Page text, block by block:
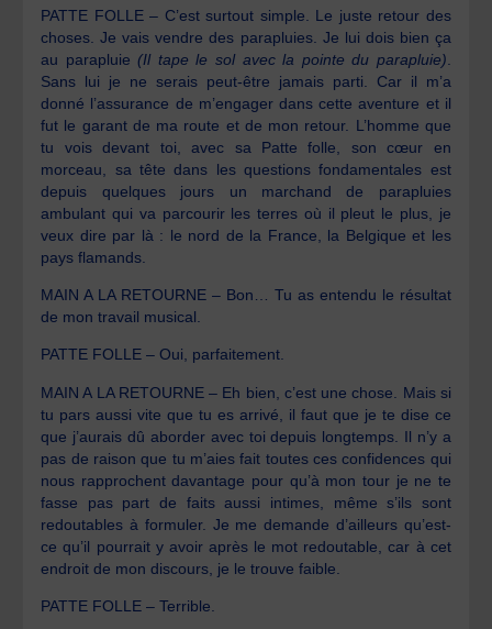
PATTE FOLLE – C’est surtout simple. Le juste retour des
choses. Je vais vendre des parapluies. Je lui dois bien ça
au parapluie(Il tape le sol avec la pointe du parapluie)
Sans lui je ne serais peut-être jamais parti. Car il m’a
donné l’assurance de m’engager dans cette aventure et il
fut le garant de ma route et de mon retour. L’homme que
tu vois devant toi, avec sa Patte folle, son cœur en
morceau, sa tête dans les questions fondamentales est
depuis quelques jours un marchand de parapluies
ambulant qui va parcourir les terres où il pleut le plus, je
veux dire par là : le nord de la France, la Belgique et les
pays flamands.
MAIN A LA RETOURNE – Bon… Tu as entendu le résultat
de mon travail musical.
PATTE FOLLE – Oui, parfaitement.
MAIN A LA RETOURNE – Eh bien, c’est une chose. Mais si
tu pars aussi vite que tu es arrivé, il faut que je te dise ce
que j’aurais dû aborder avec toi depuis longtemps. Il n’y a
pas de raison que tu m’aies fait toutes ces confidences qui
nous rapprochent davantage pour qu’à mon tour je ne te
fasse pas part de faits aussi intimes, même s’ils sont
redoutables à formuler. Je me demande d’ailleurs qu’est-
ce qu’il pourrait y avoir après le mot redoutable, car à cet
endroit de mon discours, je le trouve faible.
PATTE FOLLE – Terrible.